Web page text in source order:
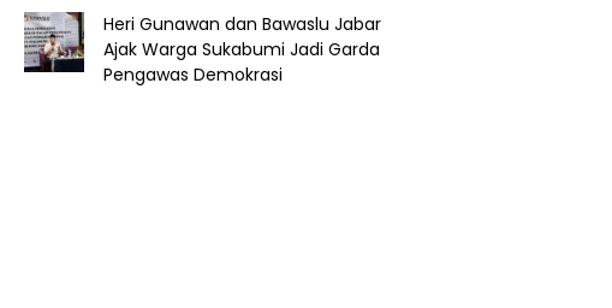
Heri Gunawan dan Bawaslu Jabar
Ajak Warga Sukabumi Jadi Garda
Pengawas Demokrasi